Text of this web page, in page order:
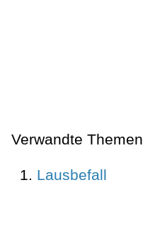
Verwandte Themen
Lausbefall